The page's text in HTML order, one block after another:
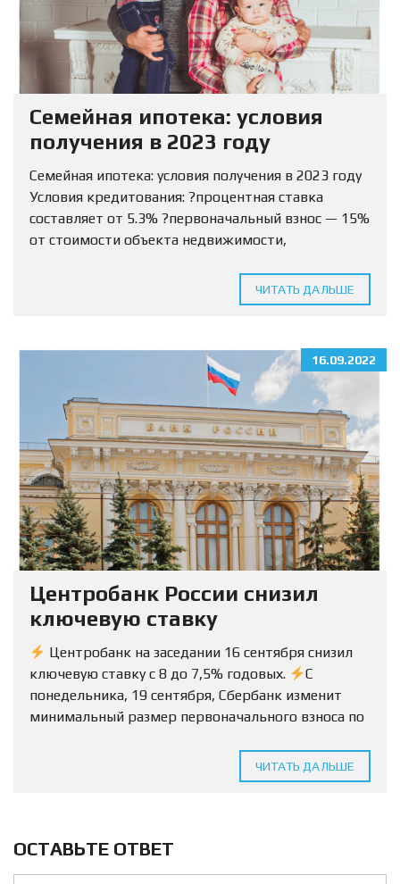
Семейная ипотека: условия
получения в 2023 году
Семейная ипотека: условия получения в 2023 году
Условия кредитования: ?процентная ставка
составляет от 5.3% ?первоначальный взнос — 15%
от стоимости объекта недвижимости,
кредитования определяется для МО и ЛО — 12
ЧИТАТЬ ДАЛЬШЕ
16.09.2022
Центробанк России снизил
ключевую ставку
Центробанк на заседании 16 сентября снизил
ключевую ставку с 8 до 7,5% годовых.
С
понедельника, 19 сентября, Сбербанк изменит
минимальный размер первоначального взноса по
ЧИТАТЬ ДАЛЬШЕ
ОСТАВЬТЕ ОТВЕТ